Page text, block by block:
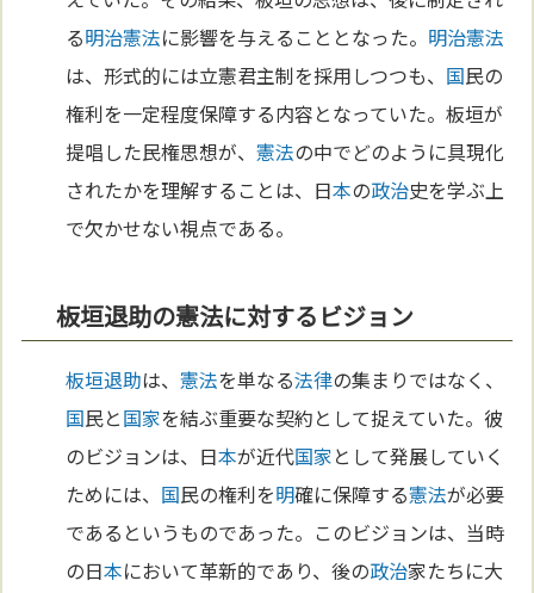
る明治憲法に影響を与えることとなった。 明治憲法
は、形式的には立憲君主制を採用しつつも、 国民の
権利を一定程度保障する内容となっていた。板垣が
提唱した民権思想が、憲法の中でどのように具現化
されたかを理解することは、日本の政治史を学ぶ上
で欠かせない視点である。
板垣退助の憲法に対するビジョン
板垣退助は、憲法を単なる法律の集まりではなく、
国民と国家を結ぶ重要な契約として捉えていた。彼
のビジョンは、日本が近代国家として発展していく
ためには、 国民の権利を明確に保障する憲法が必要
であるというものであった。このビジョンは、当時
の日本において革新的であり、後の政治家たちに大